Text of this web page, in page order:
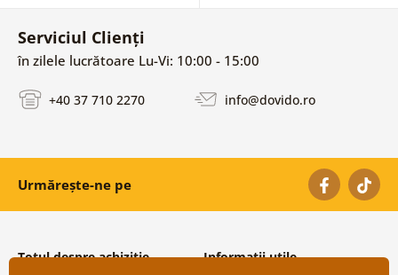
Serviciul Clienți
în zilele lucrătoare Lu-Vi: 10:00 - 15:00
+40 37 710 2270 info@dovido.ro
Urmărește-ne pe
Totul despre achiziție Informații utile